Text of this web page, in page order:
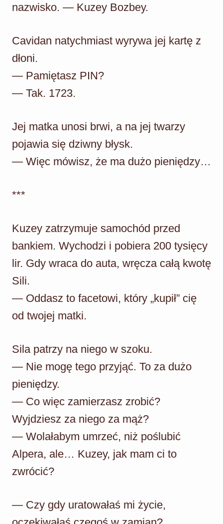
nazwisko. — Kuzey Bozbey.
Cavidan natychmiast wyrywa jej kartę z
dłoni.
— Pamiętasz PIN?
— Tak. 1723.
Jej matka unosi brwi, a na jej twarzy
pojawia się dziwny błysk.
— Więc mówisz, że ma dużo pieniędzy…
***
Kuzey zatrzymuje samochód przed
bankiem. Wychodzi i pobiera 200 tysięcy
lir. Gdy wraca do auta, wręcza całą kwotę
Sili.
— Oddasz to facetowi, który „kupił” cię
od twojej matki.
Sila patrzy na niego w szoku.
— Nie mogę tego przyjąć. To za dużo
pieniędzy.
— Co więc zamierzasz zrobić?
Wyjdziesz za niego za mąż?
— Wolałabym umrzeć, niż poślubić
Alpera, ale… Kuzey, jak mam ci to
zwrócić?
— Czy gdy uratowałaś mi życie,